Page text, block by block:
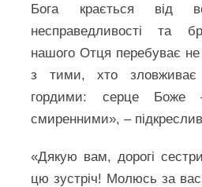
Бога крається від
несправедливості та
нашого Отця перебуває
з тими, хто
гордими: серце
смиренними», –
«Дякую вам, дорогі
цю зустріч! Молюсь за